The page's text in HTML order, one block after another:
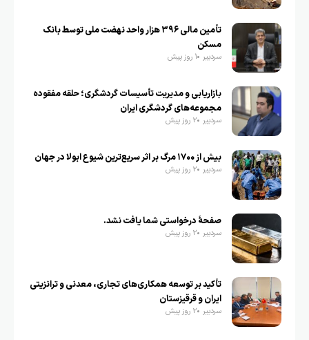
تأمین مالی ۳۹۶ هزار واحد نهضت ملی توسط بانک
مسکن
سردبیر 1 روز پیش
بازاریابی و مدیریت تأسیسات گردشگری؛ حلقه مفقوده
مجموعه‌های گردشگری ایران
سردبیر 2 روز پیش
بیش از ۱۷۰۰ مرگ بر اثر سریع‌ترین شیوع ابولا در جهان
سردبیر 2 روز پیش
صفحهٔ درخواستی شما یافت نشد.
سردبیر 2 روز پیش
تأکید بر توسعه همکاری‌های تجاری، معدنی و ترانزیتی
ایران و قرقیزستان
سردبیر 2 روز پیش